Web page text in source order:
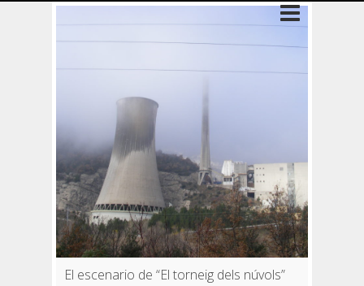
El escenario de “El torneig dels núvols”